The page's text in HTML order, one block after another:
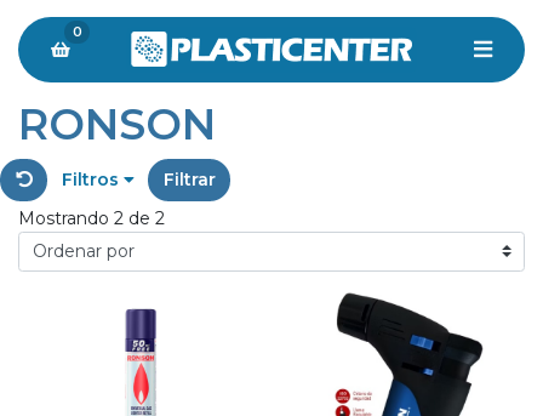
0
RONSON
Filtros
Filtrar
Mostrando 2 de 2